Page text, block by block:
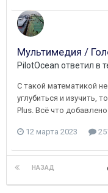
Мультимедия /
PilotOcean ответил в
С такой математикой
углубиться и изучить,
Plus. Всё что
12 марта 2023
НАЗАД